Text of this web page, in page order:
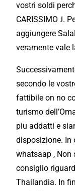
vostri soldi
CARISSIMOJ.
aggiungere
veramente vale
secondo le
fattibile on no
turismo
piu addatti e
disposizione. In
whatsaap , Non
consiglio
Thailandia. In